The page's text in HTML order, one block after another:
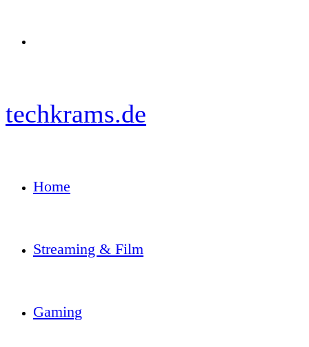
techkrams.de
Home
Streaming & Film
Gaming